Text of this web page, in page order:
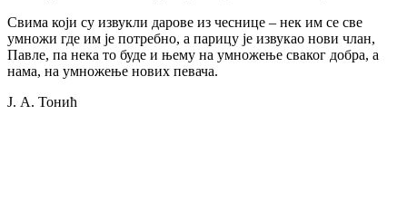
Свима који су извукли дарове из чеснице – нек им се све
умножи где им је потребно, а парицу је извукао нови члан,
Павле, па нека то буде и њему на умножење сваког добра, а
нама, на умножење нових певача.
Ј. А. Тонић